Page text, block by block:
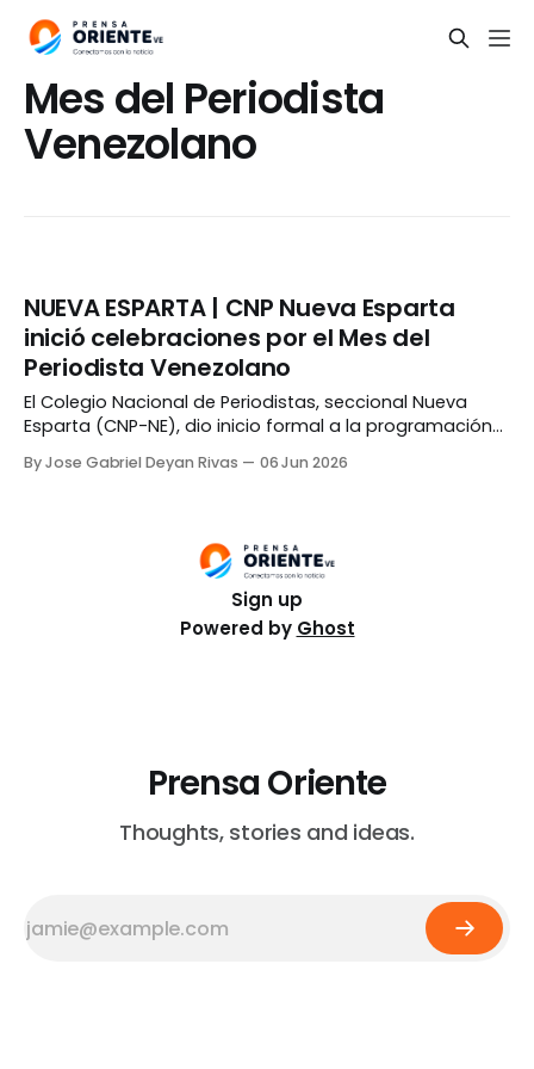
Mes del Periodista
Venezolano
NUEVA ESPARTA | CNP Nueva Esparta
inició celebraciones por el Mes del
Periodista Venezolano
El Colegio Nacional de Periodistas, seccional Nueva
Esparta (CNP-NE), dio inicio formal a la programación
Venezolano con un concierto de la Orquesta Sinfónica
orquestas comparten tres pilares
By Jose Gabriel Deyan Rivas 06 Jun 2026
Sign up
Powered by Ghost
Prensa Oriente
Thoughts, stories and ideas.